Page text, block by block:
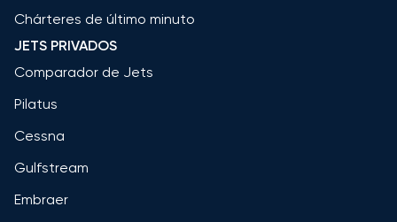
Chárteres de último minuto
JETS PRIVADOS
Comparador de Jets
Pilatus
Cessna
Gulfstream
Embraer